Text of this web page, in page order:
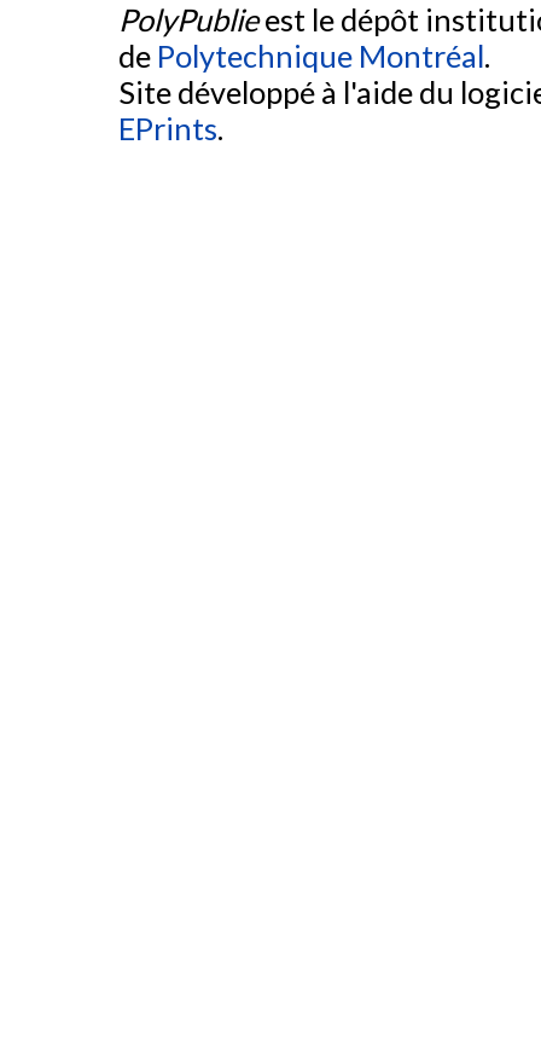
PolyPublieest le dépôt
de Polytechnique Montréal.
Site développé à l'aide du
EPrints.